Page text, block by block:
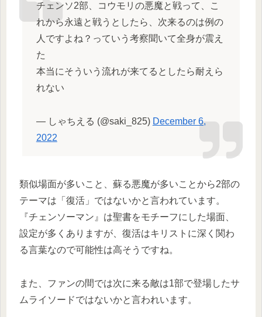
チェンソ2部、コウモリの悪魔と戦って、こ
れから永遠と戦うとしたら、次来るのは例の
人ですよね？っていう考察聞いて全身が震え
た
本当にそういう流れが来てるとしたら耐えら
れない
— しゃちえる (@saki_825) December 6,
2022
類似場面が多いこと、蘇る悪魔が多いことから2部の
テーマは「復活」ではないかと言われています。
『チェンソーマン』は聖書をモチーフにした場面、
設定が多くありますが、復活はキリストに深く関わ
る言葉なので可能性は高そうですね。
また、ファンの間では次に来る敵は1部で登場したサ
ムライソードではないかと言われいます。